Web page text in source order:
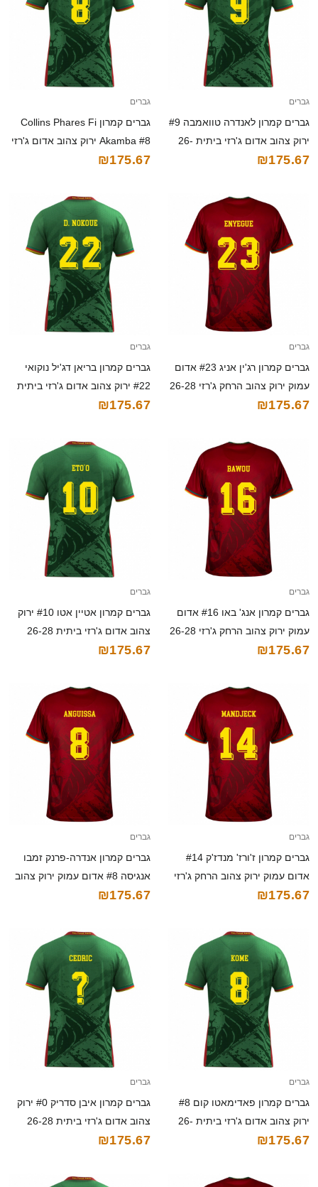
גברים
גברים קמרון לאנדרה טוואמבה #9
ירוק צהוב אדום ג'רזי ביתית 26-
28 חולצה קצרה
₪175.67
גברים
גברים קמרון Collins Phares Fi
Akamba #8 ירוק צהוב אדום ג'רזי
ביתית 26-28 חולצה קצרה
₪175.67
גברים
גברים קמרון רג'ין אניג #23 אדום
עמוק ירוק צהוב הרחק ג'רזי 26-28
חולצה קצרה
₪175.67
גברים
גברים קמרון בריאן דג'יל נוקואי
#22 ירוק צהוב אדום ג'רזי ביתית
26-28 חולצה קצרה
₪175.67
גברים
גברים קמרון אנג' באו #16 אדום
עמוק ירוק צהוב הרחק ג'רזי 26-28
חולצה קצרה
₪175.67
גברים
גברים קמרון אטיין אטו #10 ירוק
צהוב אדום ג'רזי ביתית 26-28
חולצה קצרה
₪175.67
גברים
גברים קמרון ז'ורז' מנדז'ק #14
אדום עמוק ירוק צהוב הרחק ג'רזי
26-28 חולצה קצרה
₪175.67
גברים
גברים קמרון אנדרה-פרנק זמבו
אנגיסה #8 אדום עמוק ירוק צהוב
הרחק ג'רזי 26-28 חולצה קצרה
₪175.67
גברים
גברים קמרון פאדימאטו קום #8
ירוק צהוב אדום ג'רזי ביתית 26-
28 חולצה קצרה
₪175.67
גברים
גברים קמרון איבן סדריק #0 ירוק
צהוב אדום ג'רזי ביתית 26-28
חולצה קצרה
₪175.67